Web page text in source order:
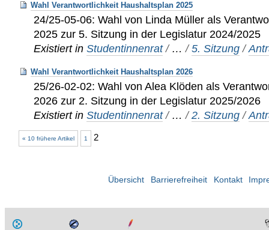
Wahl Verantwortlichkeit Haushaltsplan 2025
24/25-05-06: Wahl von Linda Müller als
2025 zur 5. Sitzung in der Legislatur 2024/2025
Existiert in Studentinnenrat / …/5. Sitzung /
Wahl Verantwortlichkeit Haushaltsplan 2026
25/26-02-02: Wahl von Alea Klöden als
2026 zur 2. Sitzung in der Legislatur 2025/2026
Existiert in Studentinnenrat / …/2. Sitzung /
« 10 frühere Artikel 1 2
Übersicht Barrierefreiheit Kontakt